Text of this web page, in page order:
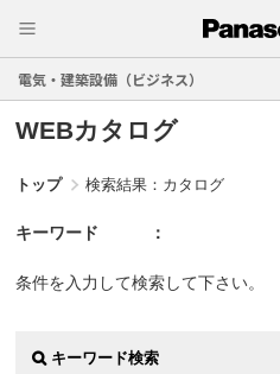
電気・建築設備（ビジネス）
WEBカタログ
トップ 検索結果：カタログ
キーワード
条件を入力して検索して下さい。
キーワード検索